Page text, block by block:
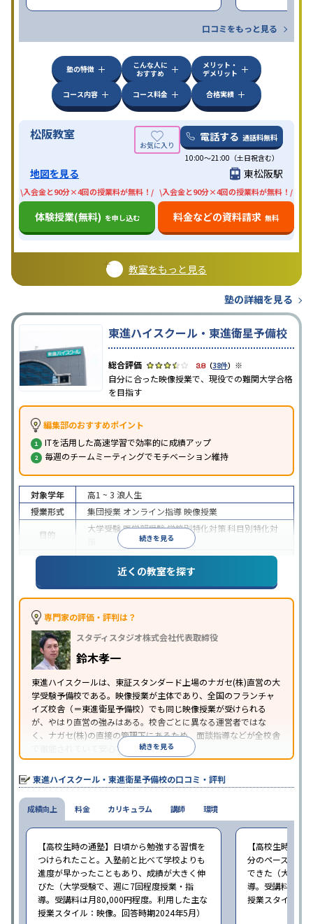
口コミをもっと見る
塾の特徴
こんな人に
おすすめ
メリット・
デメリット
コース内容
コース料金 合格実績
松阪教室 電話する 通話料無料
10:00〜21:00（土日祝含む）
地図を見る 東松阪駅
\入会金と90分×4回の授業料が無料！/
体験授業(無料) を申し込む
\入会金と90分×4回の授業料が無料！/
料金などの資料請求 無料
教室をもっと見る
塾の詳細を見る
東進ハイスクール・東進衛星予備校
3.8（38件） ※
自分に合った映像授業で、現役での難関大学合格
を目指す
編集部のおすすめポイント
ITを活用した高速学習で効率的に成績アップ
毎週のチームミーティングでモチベーション維持
続きを見る
対象学年 高1 ~ 3 浪人生
授業形式
集団授業 オンライン指導映像授業
目的
大学受験医学部受験学校別特化対策科目別特化対
特待生・奨学金制度あり授業の振替可能学習に
PC・タブレットを利用1科目から受講可能
習のみの受講可
※2024年6月調査。大学受験塾・予備校のアンケート調査方法を参照
近くの教室を探す
専門家の評価・評判は？
スタディスタジオ株式会社代表取締役
鈴木孝一
東進ハイスクールは、東証スタンダード上場のナガセ(株)直営の大
学受験予備校である。映像授業が主体であり、全国のフランチャ
イズ校舎（＝東進衛星予備校）でも同じ映像授業が受けられる
が、やはり直営の強みはある。校舎ごとに異なる運営者ではな
く、ナガセ(株)の直接の管理下にあるため、面談指導などが全校舎
で徹底されていて安心できる。
東進衛星予備校は、運営会社により指導方針や校舎のルールが異
なる。体験授業では、授業のみで判断するのではなく、担当者や
校舎雰囲気、校舎での合格実績などを確認すると良いだろう。
続きを見る
東進ハイスクール・東進衛星予備校の口コミ・評判
成績向上
【高校生時の通塾】日頃から勉強する習慣を
つけられたこと。入塾前と比べて学校よりも
進度が早かったこともあり、成績が大きく伸
びた（大学受験で、週に7回程度授業・指
導。受講料は月80,000円程度。利用した主な
授業スタイル：映像。回答時期2024年5月）
【高校生時の通
分のペースで進
できた（大学受
導。受講料は月
授業スタイル：
料金 カリキュラム 講師 環境